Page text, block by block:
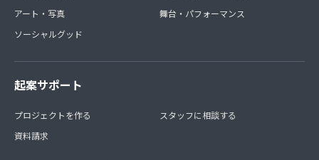
アート・写真
ソーシャルグッド
舞台・パフォーマンス
起案サポート
プロジェクトを作る
資料請求
スタッフに相談する